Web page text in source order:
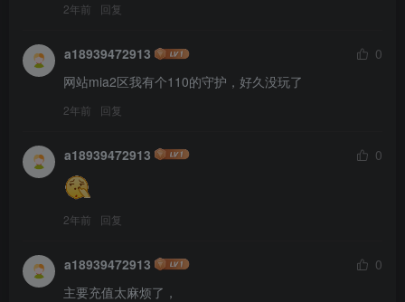
2年前 回复
a18939472913
0
网站mia2区我有个110的守护，好久没玩了
2年前 回复
a18939472913 0
2年前 回复
a18939472913
0
主要充值太麻烦了，